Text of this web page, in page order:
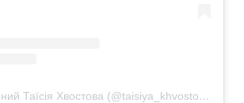
Допис, поширений Таїсія Хвостова (@taisiya_khvostova)